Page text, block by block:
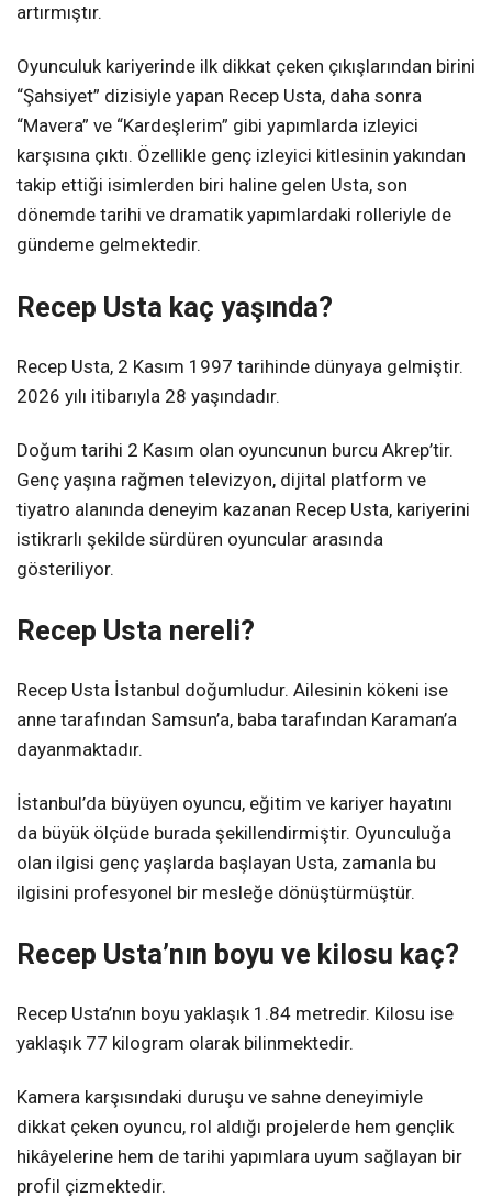
artırmıştır.
Oyunculuk kariyerinde ilk dikkat çeken çıkışlarından birini
“Şahsiyet” dizisiyle yapan Recep Usta, daha sonra
“Mavera” ve “Kardeşlerim” gibi yapımlarda izleyici
karşısına çıktı. Özellikle genç izleyici kitlesinin yakından
takip ettiği isimlerden biri haline gelen Usta, son
dönemde tarihi ve dramatik yapımlardaki rolleriyle de
gündeme gelmektedir.
Recep Usta kaç yaşında?
Recep Usta, 2 Kasım 1997 tarihinde dünyaya gelmiştir.
2026 yılı itibarıyla 28 yaşındadır.
Doğum tarihi 2 Kasım olan oyuncunun burcu Akrep’tir.
Genç yaşına rağmen televizyon, dijital platform ve
tiyatro alanında deneyim kazanan Recep Usta, kariyerini
istikrarlı şekilde sürdüren oyuncular arasında
gösteriliyor.
Recep Usta nereli?
Recep Usta İstanbul doğumludur. Ailesinin kökeni ise
anne tarafından Samsun’a, baba tarafından Karaman’a
dayanmaktadır.
İstanbul’da büyüyen oyuncu, eğitim ve kariyer hayatını
da büyük ölçüde burada şekillendirmiştir. Oyunculuğa
olan ilgisi genç yaşlarda başlayan Usta, zamanla bu
ilgisini profesyonel bir mesleğe dönüştürmüştür.
Recep Usta’nın boyu ve kilosu kaç?
Recep Usta’nın boyu yaklaşık 1.84 metredir. Kilosu ise
yaklaşık 77 kilogram olarak bilinmektedir.
Kamera karşısındaki duruşu ve sahne deneyimiyle
dikkat çeken oyuncu, rol aldığı projelerde hem gençlik
hikâyelerine hem de tarihi yapımlara uyum sağlayan bir
profil çizmektedir.